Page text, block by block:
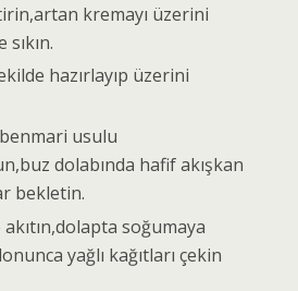
kremayı üzerini
hazırlayıp üzerini
usulu
dolabında hafif akışkan
bekletin.
soğumaya
yağlı kağıtları çekin